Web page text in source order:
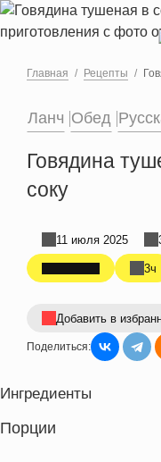
Перейти к основному
Главная Рецепты
Ланч Обед
Говядина
соку
3ч
11 июля 2025
Добавить в
Поделиться:
Ингредиенты
Порции